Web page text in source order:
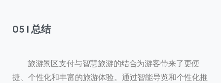
05 | 总结
旅游景区支付与智慧旅游的结合为游客带来了更便
捷、个性化和丰富的旅游体验。通过智能导览和个性化推